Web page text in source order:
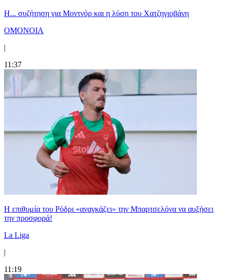
Η... συζήτηση για Μοντνόρ και η λύση του Χατζηγιοβάνη
ΟΜΟΝΟΙΑ
|
11:37
Η επιθυμία του Ρόδρι «αναγκάζει» την Μπαρτσελόνα να αυξήσει
την προσφορά!
La Liga
|
11:19